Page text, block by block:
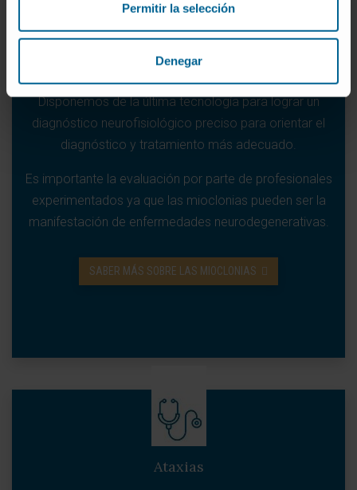
Permitir la selección
Denegar
Mioclonias
Disponemos de la última tecnología para lograr un
diagnóstico neurofisiológico preciso para orientar el
diagnóstico y tratamiento más adecuado.
Es importante la evaluación por parte de profesionales
experimentados ya que las mioclonias pueden ser la
manifestación de enfermedades neurodegenerativas.
SABER MÁS SOBRE LAS MIOCLONIAS
Ataxias